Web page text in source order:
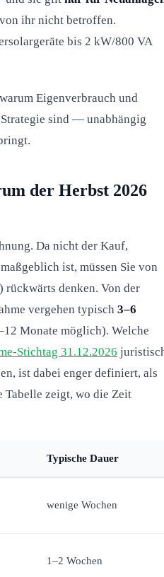
ihr nicht betroffen.
bis 2 kW/800 VA
Eigenverbrauch und
sind — unabhängig
der Herbst 2026
Da nicht der Kauf,
maßgeblich ist, müssen Sie von
rückwärts denken. Von der
vergehen typisch 3–6
Monate möglich). Welche
Stichtag 31.12.2026
ist dabei enger definiert, als
Tabelle zeigt, wo die Zeit
Typische Dauer
wenige Wochen
1–2 Wochen